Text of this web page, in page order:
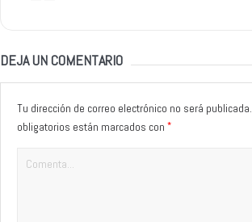
DEJA UN COMENTARIO
Tu dirección de correo electrónico no será publicada.
obligatorios están marcados con *